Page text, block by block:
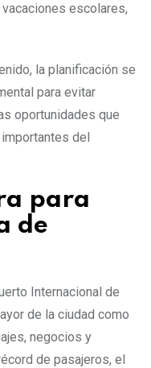
escolares,
la planificación se
para evitar
oportunidades que
del
para
de
Internacional de
de la ciudad como
negocios y
de pasajeros, el